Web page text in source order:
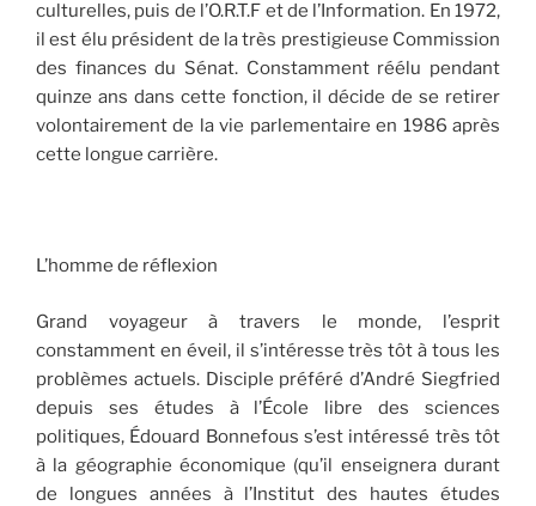
culturelles, puis de l’O.R.T.F et de l’Information. En 1972,
il est élu président de la très prestigieuse Commission
des finances du Sénat. Constamment réélu pendant
quinze ans dans cette fonction, il décide de se retirer
volontairement de la vie parlementaire en 1986 après
cette longue carrière.
L’homme de réflexion
Grand voyageur à travers le monde, l’esprit
constamment en éveil, il s’intéresse très tôt à tous les
problèmes actuels. Disciple préféré d’André Siegfried
depuis ses études à l’École libre des sciences
politiques, Édouard Bonnefous s’est intéressé très tôt
à la géographie économique (qu’il enseignera durant
de longues années à l’Institut des hautes études